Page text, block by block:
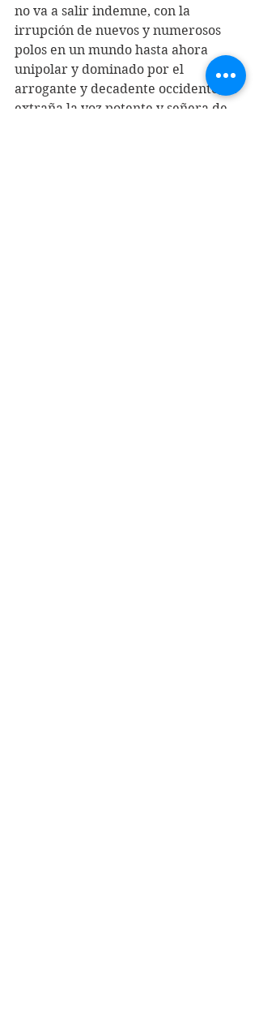
no va a salir indemne, con la
irrupción de nuevos y numerosos
polos en un mundo hasta ahora
unipolar y dominado por el
arrogante y decadente occidente, se
extraña la voz potente y señera de